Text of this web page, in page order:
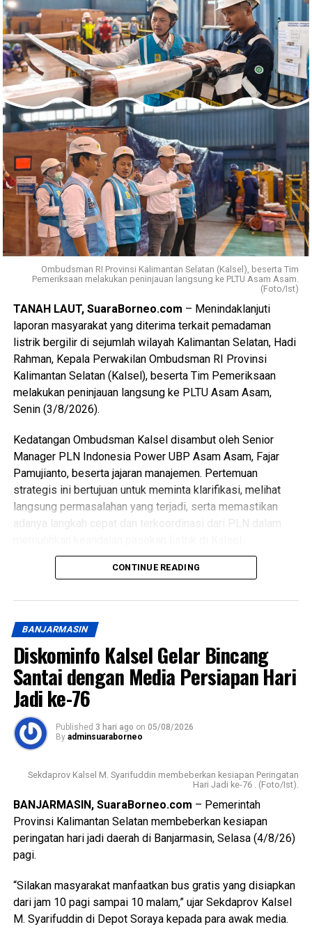
2026/2027 dijadwalkan mulai pada awal September 2026.
Karena itu, calon mahasiswa yang telah melakukan
pendaftaran, baik secara daring maupun langsung,
diharapkan segera menyelesaikan proses registrasi.
“Insyaallah awal September kami mulai kegiatan
perkuliahan Semester Ganjil 2026/2027. Kami berharap
para calon mahasiswa yang sudah mendaftar segera
melakukan registrasi agar seluruh proses administrasi
berjalan lancar dan mereka dapat mengikuti perkuliahan
dengan baik,” katanya.
Yanuar juga menyinggung kondisi pemadaman listrik yang
belakangan terjadi di Banjarmasin. Menurutnya, gangguan
tersebut lebih berdampak pada aktivitas pelayanan dan
pekerjaan di lingkungan kampus karena saat ini belum
memasuki masa perkuliahan.
kami telah menyiapkan genset sebagai sumber listrik
cadangan. Dengan demikian, pelayanan di kampus tetap
dapat berjalan, meskipun dalam kapasitas yang masih
terbatas,” pungkasnya. [Ady/SB]
Views: 2
Bagikan ke
WhatsApp 0 Facebook 0
Messenger 0 Twitter/X 0
Ombudsman RI Provinsi Kalimantan Selatan (Kalsel), beserta Tim
Pemeriksaan melakukan peninjauan langsung ke PLTU Asam Asam.
(Foto/Ist)
TANAH LAUT, SuaraBorneo.com – Menindaklanjuti
laporan masyarakat yang diterima terkait pemadaman
listrik bergilir di sejumlah wilayah Kalimantan Selatan, Hadi
Rahman, Kepala Perwakilan Ombudsman RI Provinsi
Kalimantan Selatan (Kalsel), beserta Tim Pemeriksaan
melakukan peninjauan langsung ke PLTU Asam Asam,
Senin (3/8/2026).
Kedatangan Ombudsman Kalsel disambut oleh Senior
Manager PLN Indonesia Power UBP Asam Asam, Fajar
Pamujianto, beserta jajaran manajemen. Pertemuan
strategis ini bertujuan untuk meminta klarifikasi, melihat
langsung permasalahan yang terjadi, serta memastikan
adanya langkah cepat dan terkoordinasi dari PLN dalam
Hadi Rahman menyampaikan bahwa pemadaman listrik
sektor, mulai dari aktivitas rumah tangga warga, pelayanan
publik pemerintah, hingga pelaku Usaha Mikro, Kecil, dan
Menengah (UMKM) yang sangat bergantung pada
stabilitas pasokan listrik.
“Kami menerima banyak aduan dari masyarakat yang
merasa dirugikan dengan durasi dan frekuensi pemadaman
bergilir belakangan ini. Kehadiran kami disini adalah untuk
meminta penjelasan secara transparan dari pihak PLN UBP
Asam Asam terkait kendala yang terjadi di pembangkit,
sekaligus kepastian waktu kapan layanan ini dapat kembali
Menanggapi hal tersebut, Senior Manager PLN Indonesia
Power UBP Asam Asam, Fajar Pamujianto, menyampaikan
terima kasih atas kunjungan pengawasan dari Ombudsman
kondisi sistem kelistrikan saat ini. Fajar memaparkan
bahwa pemadaman terpaksa dilakukan karena sistem
kelistrikan sedang mengalami defisit pasokan. Hal ini
CONTINUE READING
BANJARMASIN
Diskominfo Kalsel Gelar Bincang
Santai dengan Media Persiapan Hari
Jadi ke-76
Published 3 hari ago on 05/08/2026
By adminsuaraborneo
Sekdaprov Kalsel M. Syarifuddin membeberkan kesiapan Peringatan
Hari Jadi ke-76 . (Foto/Ist).
BANJARMASIN, SuaraBorneo.com – Pemerintah
Provinsi Kalimantan Selatan membeberkan kesiapan
peringatan hari jadi daerah di Banjarmasin, Selasa (4/8/26)
pagi.
“Silakan masyarakat manfaatkan bus gratis yang disiapkan
dari jam 10 pagi sampai 10 malam,” ujar Sekdaprov Kalsel
M. Syarifuddin di Depot Soraya kepada para awak media.